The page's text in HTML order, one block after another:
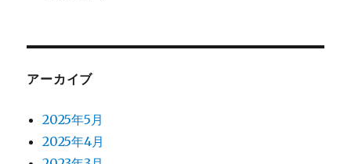
アーカイブ
2025年5月
2025年4月